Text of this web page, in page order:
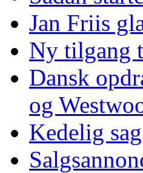
Jan Friis
Ny tilgang
Dansk
og
Kedelig